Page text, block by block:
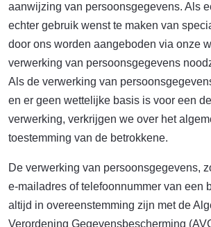
aanwijzing van persoonsgegevens. Als
echter gebruik wenst te maken van
door ons worden aangeboden via onze
verwerking van persoonsgegevens
Als de verwerking van
en er geen wettelijke basis is voor een
verwerking, verkrijgen we over het
toestemming van de betrokkene.
De verwerking van persoonsgegevens,
e-mailadres of telefoonnummer van een
altijd in overeenstemming zijn met de
Verordening Gegevensbescherming